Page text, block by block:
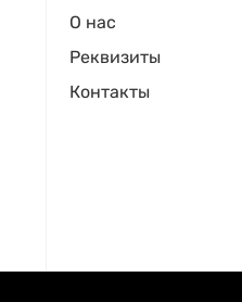
О нас
Реквизиты
Контакты